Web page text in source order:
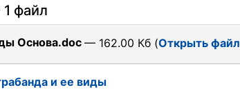
файл
Основа.doc — 162.00 Кб (Открыть файл
и ее виды